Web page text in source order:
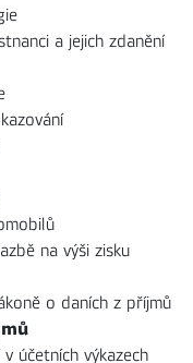
a jejich zdanění
na výši zisku
o daních z příjmů
účetních výkazech